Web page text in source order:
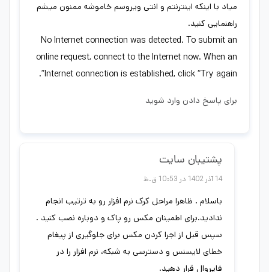
میاد با اینکه اینترنتم و انتی ویروسم خاموشه ممنون میشم
راهنمایی کنید.
No Internet connection was detected. To submit an
online request, connect to the Internet now. When an
Internet connection is established, click “Try again”.
برای پاسخ دادن وارد شوید
پشتیبان سایت
14 آذر 1402 در 10:53 ق.ظ
باسلام . ظاهرا مراحل کرک نرم افزار رو به ترتیب انجام
ندادید.برای اطمینان مکس رو پاک و دوباره نصب کنید .
سپس قبل از اجرا کردن مکس برای جلوگیری از پیغام
خطای لایسنس و دسترسی به شبکه، نرم افزار را در
فایروال قرار دهید.